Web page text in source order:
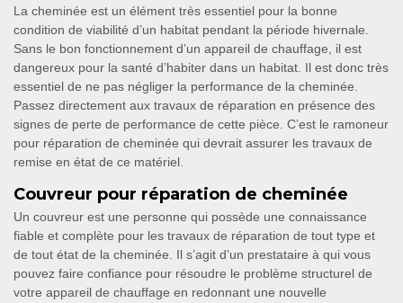
La cheminée est un élément très essentiel pour la bonne
condition de viabilité d’un habitat pendant la période hivernale.
Sans le bon fonctionnement d’un appareil de chauffage, il est
dangereux pour la santé d’habiter dans un habitat. Il est donc très
essentiel de ne pas négliger la performance de la cheminée.
Passez directement aux travaux de réparation en présence des
signes de perte de performance de cette pièce. C’est le ramoneur
pour réparation de cheminée qui devrait assurer les travaux de
remise en état de ce matériel.
Couvreur pour réparation de cheminée
Un couvreur est une personne qui possède une connaissance
fiable et complète pour les travaux de réparation de tout type et
de tout état de la cheminée. Il s’agit d’un prestataire à qui vous
pouvez faire confiance pour résoudre le problème structurel de
votre appareil de chauffage en redonnant une nouvelle